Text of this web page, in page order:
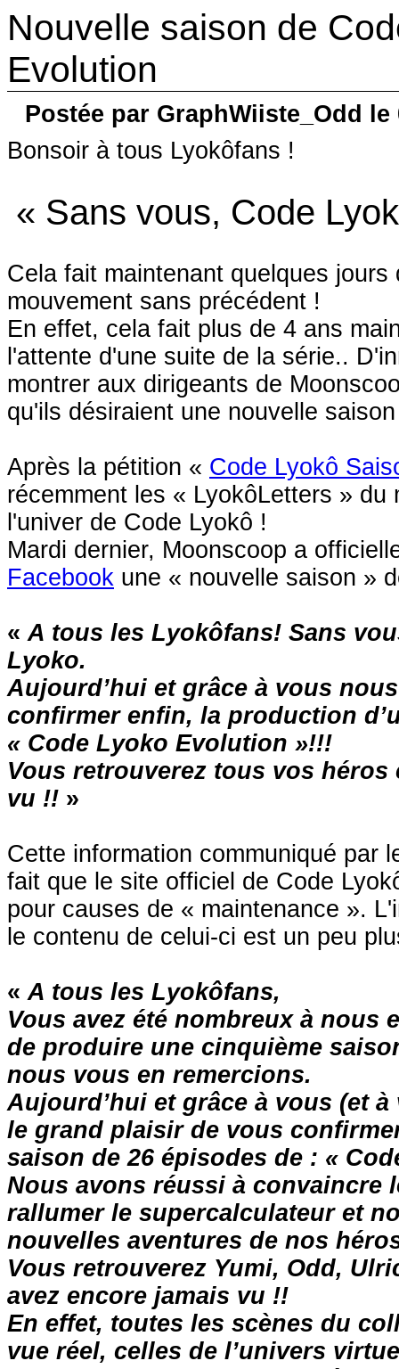
Nouvelle saison de
Evolution
Postée par GraphWiiste_Odd le
Bonsoir à tous Lyokôfans !
« Sans vous, Code
Cela fait maintenant quelques
mouvement sans précédent !
En effet, cela fait plus de 4 ans
l'attente d'une suite de la série..
montrer aux dirigeants de
qu'ils désiraient une nouvelle
Après la pétition « Code Lyokô
récemment les « LyokôLetters »
l'univer de Code Lyokô !
Mardi dernier, Moonscoop a
Facebook une « nouvelle saison »
«A tous les Lyokôfans! Sans
Lyoko.
Aujourd’hui et grâce à vous
confirmer enfin, la production
« Code Lyoko Evolution »!!!
Vous retrouverez tous vos
vu !! »
Cette information communiqué par
fait que le site officiel de Code
pour causes de « maintenance ».
le contenu de celui-ci est un peu
«A tous les Lyokôfans,
Vous avez été nombreux à nous
de produire une cinquième
nous vous en remercions.
Aujourd’hui et grâce à vous (et
le grand plaisir de vous
saison de 26 épisodes de : «
Nous avons réussi à convaincre
rallumer le supercalculateur et
nouvelles aventures de nos
Vous retrouverez Yumi, Odd,
avez encore jamais vu !!
En effet, toutes les scènes du
vue réel, celles de l’univers